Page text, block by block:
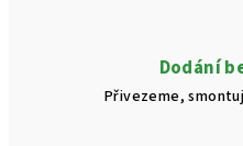
Dodání
Přivezeme,